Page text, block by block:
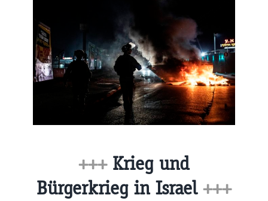
+++Krieg und
Bürgerkrieg in Israel +++